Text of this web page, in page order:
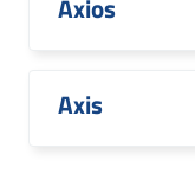
Axios
Axis